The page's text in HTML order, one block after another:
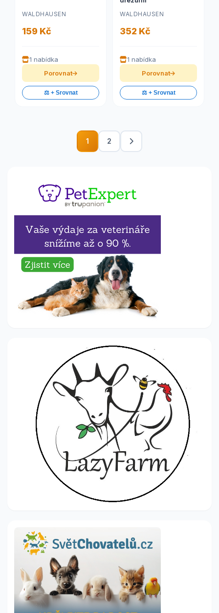
WALDHAUSEN
159 Kč
1 nabídka
Porovnat
⚖️ + Srovnat
WALDHAUSEN
352 Kč
1 nabídka
Porovnat
⚖️ + Srovnat
1 2